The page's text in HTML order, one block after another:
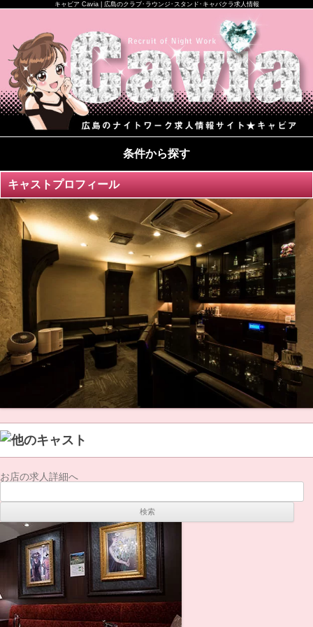
キャビア Cavia | 広島のクラブ･ラウンジ･スタンド･キャバクラ求人情報
条件から探す
キャストプロフィール
お店の求人詳細へ
索: